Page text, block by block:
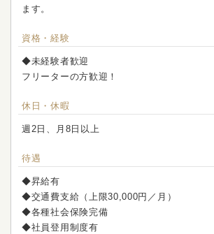
ます。
資格・経験
◆未経験者歓迎
フリーターの方歓迎！
休日・休暇
週2日、月8日以上
待遇
◆昇給有
◆交通費支給（上限30,000円／月）
◆各種社会保険完備
◆社員登用制度有